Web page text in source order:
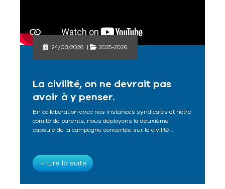
24/03/2026 | 2025-2026
La civilité, on ne devrait pas
avoir à y penser.
En collaboration avec nos instances syndicales et notre
comité de parents, nous déployons la deuxième
capsule de la campagne concertée sur la civilité…
+ Lire la suite